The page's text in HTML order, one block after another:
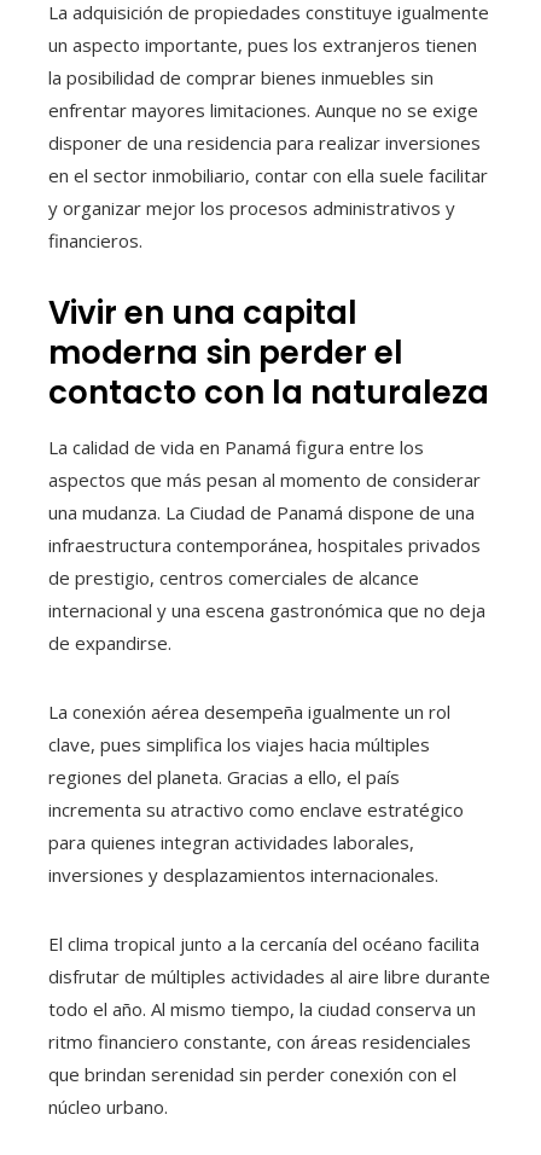
La adquisición de propiedades constituye igualmente
un aspecto importante, pues los extranjeros tienen
la posibilidad de comprar bienes inmuebles sin
enfrentar mayores limitaciones. Aunque no se exige
disponer de una residencia para realizar inversiones
en el sector inmobiliario, contar con ella suele facilitar
y organizar mejor los procesos administrativos y
financieros.
Vivir en una capital
moderna sin perder el
contacto con la naturaleza
La calidad de vida en Panamá figura entre los
aspectos que más pesan al momento de considerar
una mudanza. La Ciudad de Panamá dispone de una
infraestructura contemporánea, hospitales privados
de prestigio, centros comerciales de alcance
internacional y una escena gastronómica que no deja
de expandirse.
La conexión aérea desempeña igualmente un rol
clave, pues simplifica los viajes hacia múltiples
regiones del planeta. Gracias a ello, el país
incrementa su atractivo como enclave estratégico
para quienes integran actividades laborales,
inversiones y desplazamientos internacionales.
El clima tropical junto a la cercanía del océano facilita
disfrutar de múltiples actividades al aire libre durante
todo el año. Al mismo tiempo, la ciudad conserva un
ritmo financiero constante, con áreas residenciales
que brindan serenidad sin perder conexión con el
núcleo urbano.